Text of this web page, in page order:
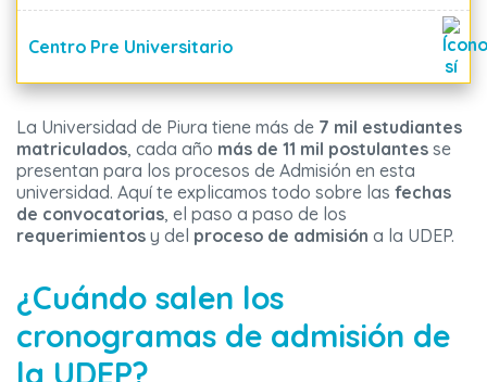
Centro Pre Universitario
La Universidad de Piura tiene más de 7 mil estudiantes
matriculados, cada año más de 11 mil postulantes se
presentan para los procesos de Admisión en esta
universidad. Aquí te explicamos todo sobre las fechas
de convocatorias, el paso a paso de los
requerimientos y del proceso de admisión a la UDEP.
¿Cuándo salen los
cronogramas de admisión de
la UDEP?